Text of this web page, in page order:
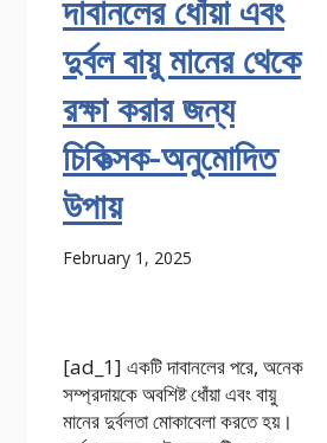
দাবানলের ধোঁয়া এবং
দুর্বল বায়ু মানের থেকে
রক্ষা করার জন্য
চিকিত্সক-অনুমোদিত
উপায়
February 1, 2025
[ad_1] একটি দাবানলের পরে, অনেক
সম্প্রদায়কে অবশিষ্ট ধোঁয়া এবং বায়ু
মানের দুর্বলতা মোকাবেলা করতে হয়।